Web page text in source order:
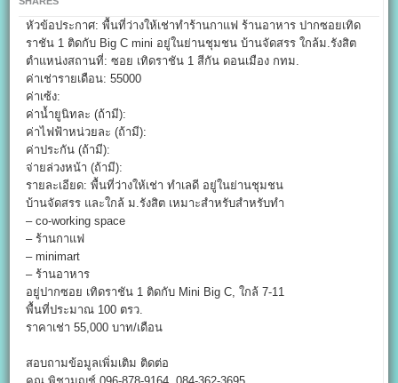
หัวข้อประกาศ: พื้นที่ว่างให้เช่าทำร้านกาแฟ ร้านอาหาร ปากซอยเทิด
ราชัน 1 ติดกับ Big C mini อยู่ในย่านชุมชน บ้านจัดสรร ใกล้ม.รังสิต
ตำแหน่งสถานที่: ซอย เทิดราชัน 1 สีกัน ดอนเมือง กทม.
ค่าเช่ารายเดือน: 55000
ค่าเซ้ง:
ค่าน้ำยูนิทละ (ถ้ามี):
ค่าไฟฟ้าหน่วยละ (ถ้ามี):
ค่าประกัน (ถ้ามี):
จ่ายล่วงหน้า (ถ้ามี):
รายละเอียด: พื้นที่ว่างให้เช่า ทำเลดี อยู่ในย่านชุมชน
บ้านจัดสรร และใกล้ ม.รังสิต เหมาะสำหรับสำหรับทำ
– co-working space
– ร้านกาแฟ
– minimart
– ร้านอาหาร
อยู่ปากซอย เทิดราชัน 1 ติดกับ Mini Big C, ใกล้ 7-11
พื้นที่ประมาณ 100 ตรว.
ราคาเช่า 55,000 บาท/เดือน
สอบถามข้อมูลเพิ่มเติม ติดต่อ